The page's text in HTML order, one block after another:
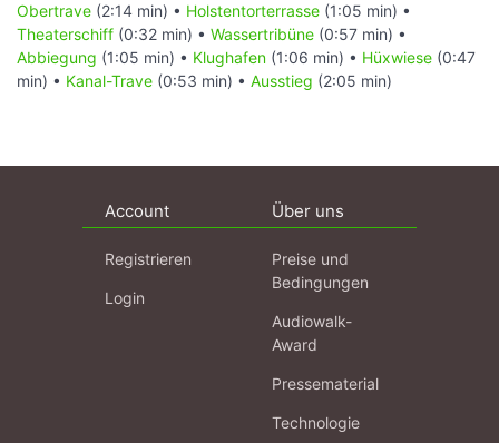
Obertrave (2:14 min) • Holstentorterrasse (1:05 min) •
Theaterschiff (0:32 min) • Wassertribüne (0:57 min) •
Abbiegung (1:05 min) • Klughafen (1:06 min) • Hüxwiese (0:47
min) • Kanal-Trave (0:53 min) • Ausstieg (2:05 min)
Account
Registrieren
Login
Über uns
Preise und
Bedingungen
Audiowalk-
Award
Pressematerial
Technologie